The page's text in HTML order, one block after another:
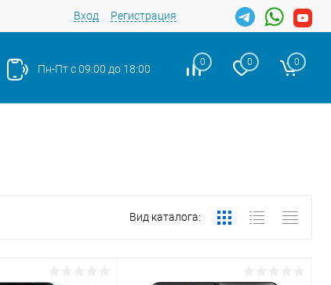
Вход Регистрация
Пн-Пт с 09:00 до 18:00
0 0 0
Вид каталога: